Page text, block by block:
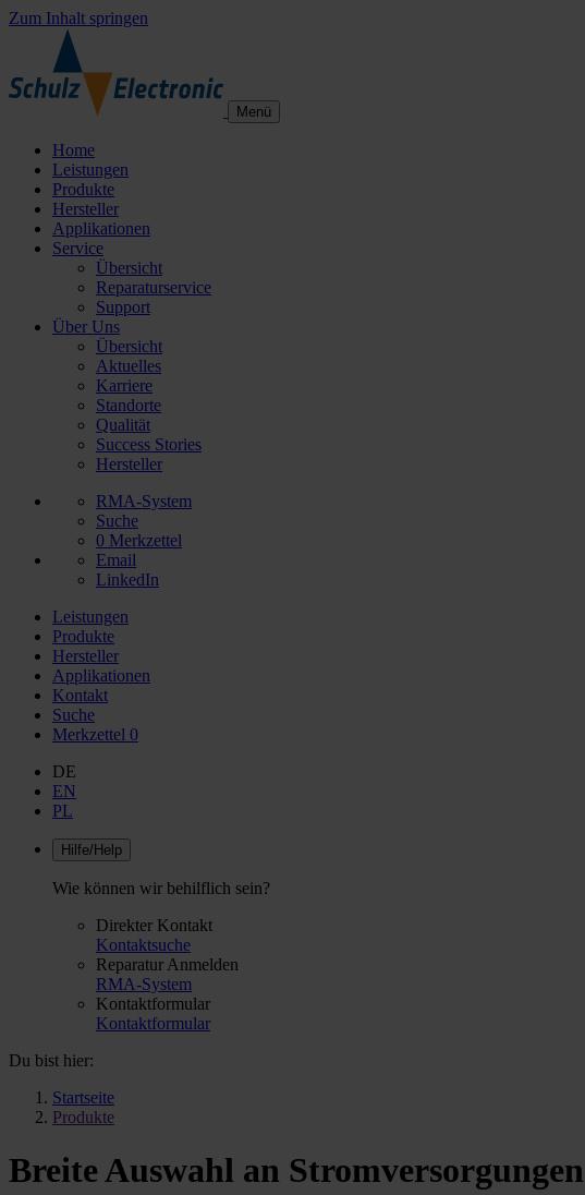
Zum Inhalt springen
Menü
Home
Leistungen
Produkte
Hersteller
Applikationen
Service
Übersicht
Reparaturservice
Support
Über Uns
Übersicht
Aktuelles
Karriere
Standorte
Qualität
Success Stories
Hersteller
RMA-System
Suche
0 Merkzettel
Email
LinkedIn
Leistungen
Produkte
Hersteller
Applikationen
Kontakt
Suche
Merkzettel 0
DE
EN
PL
Hilfe/Help
Wie können wir behilflich sein?
Direkter Kontakt
Kontaktsuche
Reparatur Anmelden
RMA-System
Kontaktformular
Kontaktformular
Du bist hier:
Startseite
Produkte
Breite Auswahl an